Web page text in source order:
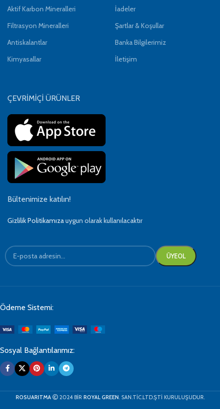
Aktif Karbon Mineralleri
Filtrasyon Mineralleri
Antiskalantlar
Kimyasallar
İadeler
Şartlar & Koşullar
Banka Bilgilerimiz
İletişim
ÇEVRİMİÇİ ÜRÜNLER
Bültenimize katılın!
Gizlilik Politikamızauygun olarak kullanılacaktır
Ödeme Sistemi:
Sosyal Bağlantılarımız:
ROSUARITMA 2024 BİR ROYAL GREEN . SAN.TİC.LTD.ŞTİ KURULUŞUDUR.